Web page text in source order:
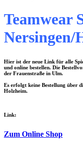
Teamwear
Nersingen/
Hier ist der neue Link für alle
und online bestellen. Die
der Frauenstraße in Ulm.
Es erfolgt keine Bestellung über
Holzheim.
Link:
Zum Online Shop